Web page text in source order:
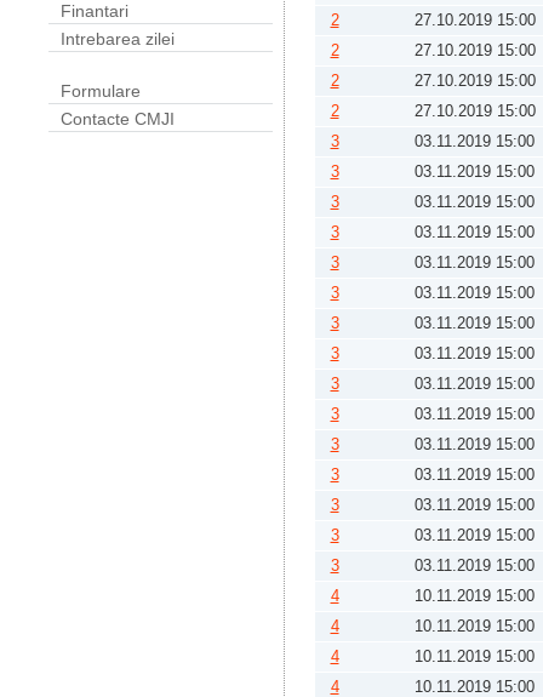
Finantari
Intrebarea zilei
Formulare
Contacte CMJI
2
27.10.2019 15:00
2
27.10.2019 15:00
2
27.10.2019 15:00
2
27.10.2019 15:00
3
03.11.2019 15:00
3
03.11.2019 15:00
3
03.11.2019 15:00
3
03.11.2019 15:00
3
03.11.2019 15:00
3
03.11.2019 15:00
3
03.11.2019 15:00
3
03.11.2019 15:00
3
03.11.2019 15:00
3
03.11.2019 15:00
3
03.11.2019 15:00
3
03.11.2019 15:00
3
03.11.2019 15:00
3
03.11.2019 15:00
3
03.11.2019 15:00
4
10.11.2019 15:00
4
10.11.2019 15:00
4
10.11.2019 15:00
4
10.11.2019 15:00